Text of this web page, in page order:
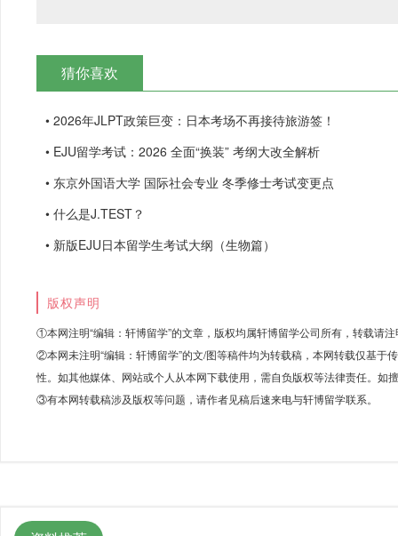
猜你喜欢
• 2026年JLPT政策巨变：日本考场不再接待旅游签！
• EJU留学考试：2026 全面“换装” 考纲大改全解析
• 东京外国语大学 国际社会专业 冬季修士考试变更点
• 什么是J.TEST？
• 新版EJU日本留学生考试大纲（生物篇）
版权声明
①本网注明“编辑：轩博留学”的文章，版权均属轩博留学公司所有，转载请
②本网未注明“编辑：轩博留学”的文/图等稿件均为转载稿，本网转载仅基
性。如其他媒体、网站或个人从本网下载使用，需自负版权等法律责任。如
③有本网转载稿涉及版权等问题，请作者见稿后速来电与轩博留学联系。